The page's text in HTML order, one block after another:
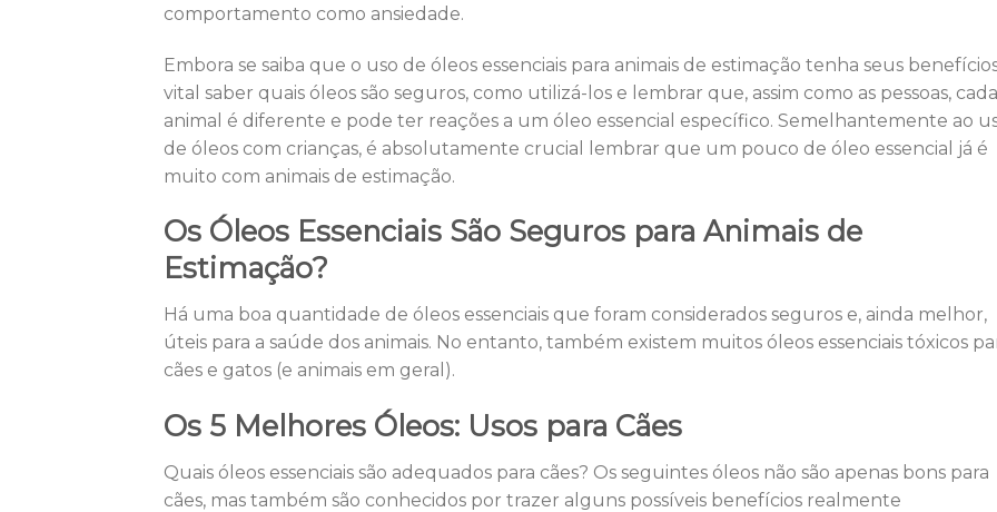
comportamento como ansiedade.
Embora se saiba que o uso de óleos essenciais para animais de estimação tenha seus
vital saber quais óleos são seguros, como utilizá-los e lembrar que, assim como as pessoas, cada
animal é diferente e pode ter reações a um óleo essencial específico. Semelhantemente ao
de óleos com crianças, é absolutamente crucial lembrar que um pouco de óleo essencial já é
muito com animais de estimação.
Os Óleos Essenciais São Seguros para Animais de
Estimação?
Há uma boa quantidade de óleos essenciais que foram considerados seguros e, ainda melhor,
úteis para a saúde dos animais. No entanto, também existem muitos óleos essenciais tóxicos
cães e gatos (e animais em geral).
Os 5 Melhores Óleos: Usos para Cães
Quais óleos essenciais são adequados para cães? Os seguintes óleos não são apenas bons para
cães, mas também são conhecidos por trazer alguns possíveis benefícios realmente